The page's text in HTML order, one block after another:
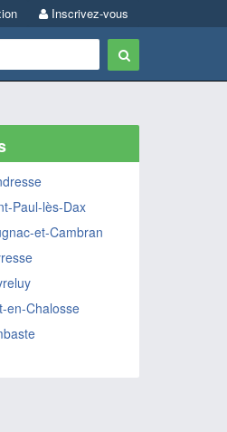
Inscrivez-vous
Paul-lès-Dax
et-Cambran
en-Chalosse